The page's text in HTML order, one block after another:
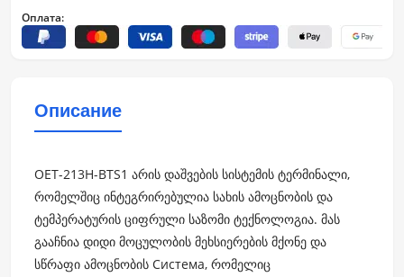
Оплата:
Описание
OET-213H-BTS1 არის დაშვების სისტემის ტერმინალი,
რომელშიც ინტეგრირებულია სახის ამოცნობის და
ტემპერატურის ციფრული საზომი ტექნოლოგია. მას
გააჩნია დიდი მოცულობის მეხსიერების მქონე და
სწრაფი ამოცნობის Система, რომელიც